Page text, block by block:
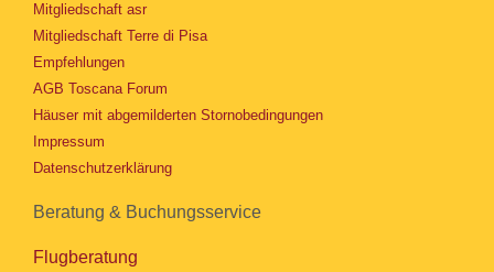
Mitgliedschaft asr
Mitgliedschaft Terre di Pisa
Empfehlungen
AGB Toscana Forum
Häuser mit abgemilderten Stornobedingungen
Impressum
Datenschutzerklärung
Beratung & Buchungsservice
Flugberatung